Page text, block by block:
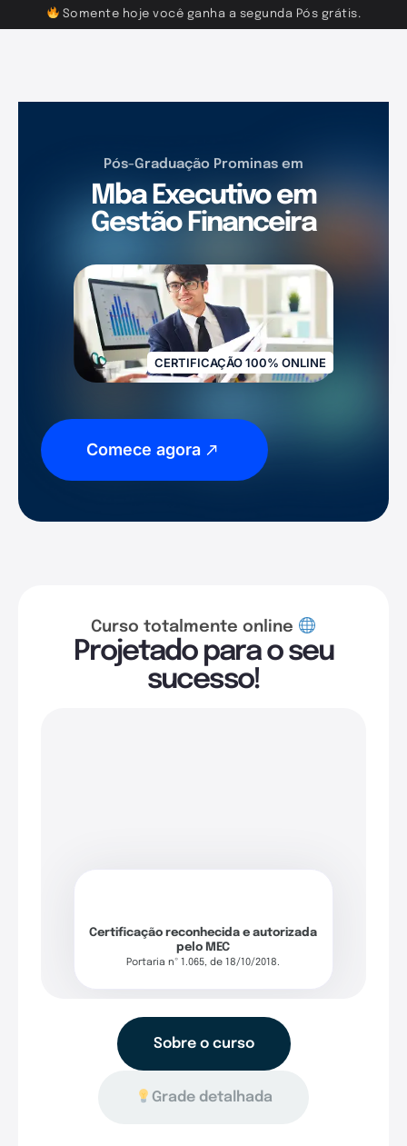
Somente hoje você ganha a segunda Pós grátis.
Pós-Graduação Prominas em
Mba Executivo em
Gestão Financeira
CERTIFICAÇÃO 100% ONLINE
Comece agora
Curso totalmente online
Projetado para o seu
sucesso!
Certificação reconhecida e autorizada
pelo MEC
Portaria nº 1.065, de 18/10/2018.
Sobre o curso
Grade detalhada